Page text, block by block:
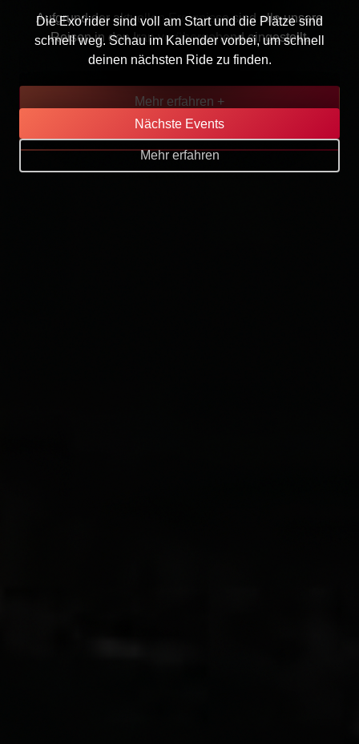
Aufgrund der aktuellen Ereignisse sind alle unsere
Reisen in den Iran vorübergehend eingestellt.
Mehr erfahren +
Die Exo'rider sind voll am Start und die Plätze sind
schnell weg. Schau im Kalender vorbei, um schnell
deinen nächsten Ride zu finden.
Nächste Events
Mehr erfahren